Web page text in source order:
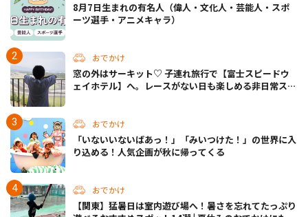
8月7日生まれの有名人（偉人・文化人・芸能人・スポ
ーツ選手・アニメキャラ）
おでかけ
窓の外はサーキット♡ 子連れ旅行で【富士スピードウ
ェイホテル】へ。レースがない日も楽しめる非日常ステ
おでかけ
「いないいないばあっ！」「みいつけた！」の世界に入
り込める！人気企画が秋に帰ってくる
おでかけ
【関東】猛暑日は室内遊び場へ！暑さを忘れてたっぷり